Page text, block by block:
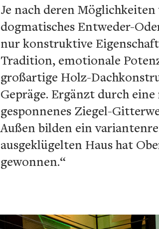
Je nach deren
dogmatisches Entweder-
nur konstruktive
Tradition, emotionale
großartige Holz-
Gepräge. Ergänzt durch
gesponnenes Ziegel-
Außen bilden ein
ausgeklügelten Haus hat
gewonnen.“